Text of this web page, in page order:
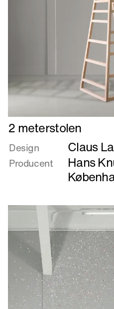
Læs
mere
om
2
meterstolen
2 meterstolen
Design Claus
Producent
Hans